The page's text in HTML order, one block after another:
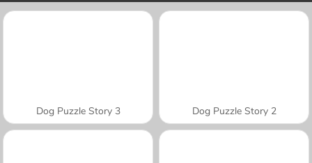
Dog Puzzle Story 3 Dog Puzzle Story 2